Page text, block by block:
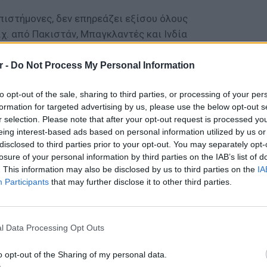
- Do Not Process My Personal Information
opt-out of the sale, sharing to third parties, or processing of your
for targeted advertising by us, please use the below opt-out
selection. Please note that after your opt-out request is processed
interest-based ads based on personal information utilized by us
to third parties prior to your opt-out. You may separately
of your personal information by third parties on the IAB’s list of
This information may also be disclosed by us to third parties on the
Participants that may further disclose it to other third parties.
Data Processing Opt Outs
opt-out of the Sharing of my personal data.
δεν επηρεάζει εξίσου όλους
από Πακιστάν, Μπαγκλαντές και Ινδία
ενώ ο ατομικός κίνδυνος για
ποικίλει ανάλογα με διάφορους
και κοινωνικο-οικονομικοί παράγοντες.
ΔΙΑΦΗΜΙΣΗ